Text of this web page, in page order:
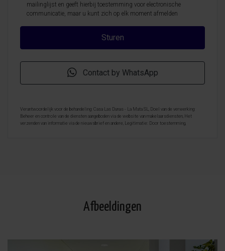
mailinglijst en geeft hierbij toestemming voor electronische
communicatie, maar u kunt zich op elk moment afmelden
Contact by WhatsApp
Verantwoordelijk voor de behandeling: Casa Las Dunas - La Mata SL, Doel van de verwerking:
Beheer en controle van de diensten aangeboden via de website van makelaarsdiensten, Het
verzenden van informatie via de nieuwsbrief en andere, Legitimatie: Door toestemming,
Afbeeldingen